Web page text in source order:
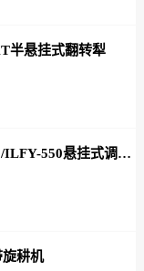
半悬挂式翻转犁
沃得ILFY-350/ILFY-450/ILFY-550悬挂式调幅犁
耕机